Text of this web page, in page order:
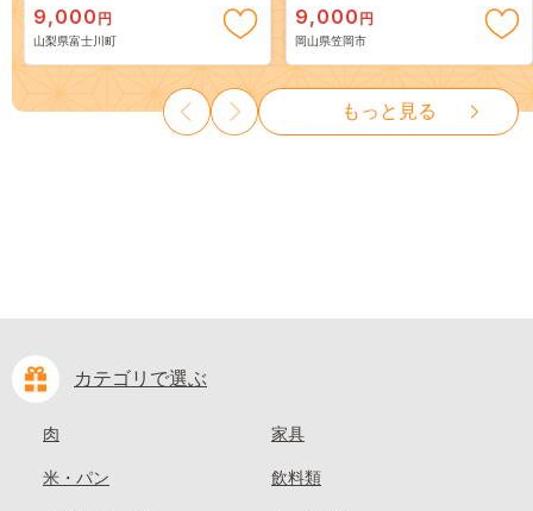
３房） フルーツ 山梨県産 果
物 くだもの シャイン マスカ
ット ぶどう ブドウ 葡萄 大粒
種なし 先行予約 富士川町
10000円 一万円 9000円 九千円
9,000 円
山梨県富士川町
岡山 はくとう スイーツ フル
ーツ 果物 デザート 旬 モモ も
も 先行予約 送料無料 果物 岡
山県 笠岡市 清水白桃 白鳳 白
麗 クール便---
kasaoka_zsy_419_100---
9,000 円
岡山県笠岡市
もっと見る
カテゴリで選ぶ
肉
米・パン
家具
飲料類